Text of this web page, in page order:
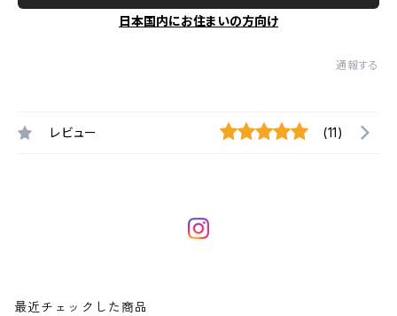
日本国内にお住まいの方向け
通報する
レビュー (11)
最近チェックした商品